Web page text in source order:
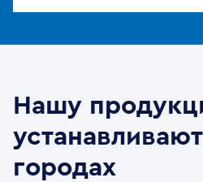
Нашу
городах